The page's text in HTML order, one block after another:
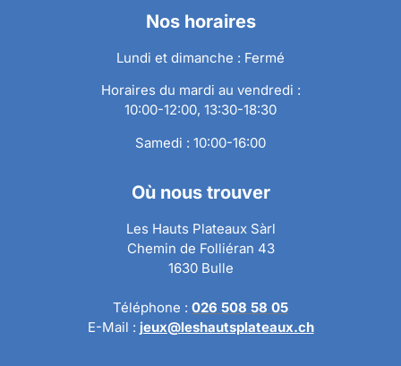
Nos horaires
Lundi et dimanche : Fermé
Horaires du mardi au vendredi :
10:00-12:00, 13:30-18:30
Samedi : 10:00-16:00
Où nous trouver
Les Hauts Plateaux Sàrl
Chemin de Folliéran 43
1630 Bulle
Téléphone : 026 508 58 05
E-Mail : jeux@leshautsplateaux.ch